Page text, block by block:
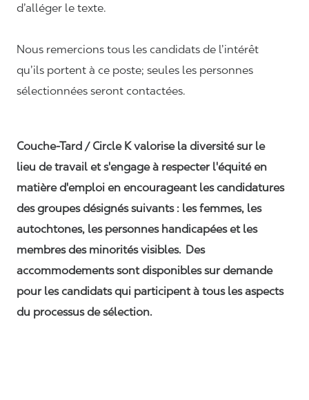
d’alléger le texte.
Nous remercions tous les candidats de l’intérêt
qu’ils portent à ce poste; seules les personnes
sélectionnées seront contactées.
Couche-Tard / Circle K valorise la diversité sur le
lieu de travail et s'engage à respecter l'équité en
matière d'emploi en encourageant les candidatures
des groupes désignés suivants : les femmes, les
autochtones, les personnes handicapées et les
membres des minorités visibles. Des
accommodements sont disponibles sur demande
pour les candidats qui participent à tous les aspects
du processus de sélection.